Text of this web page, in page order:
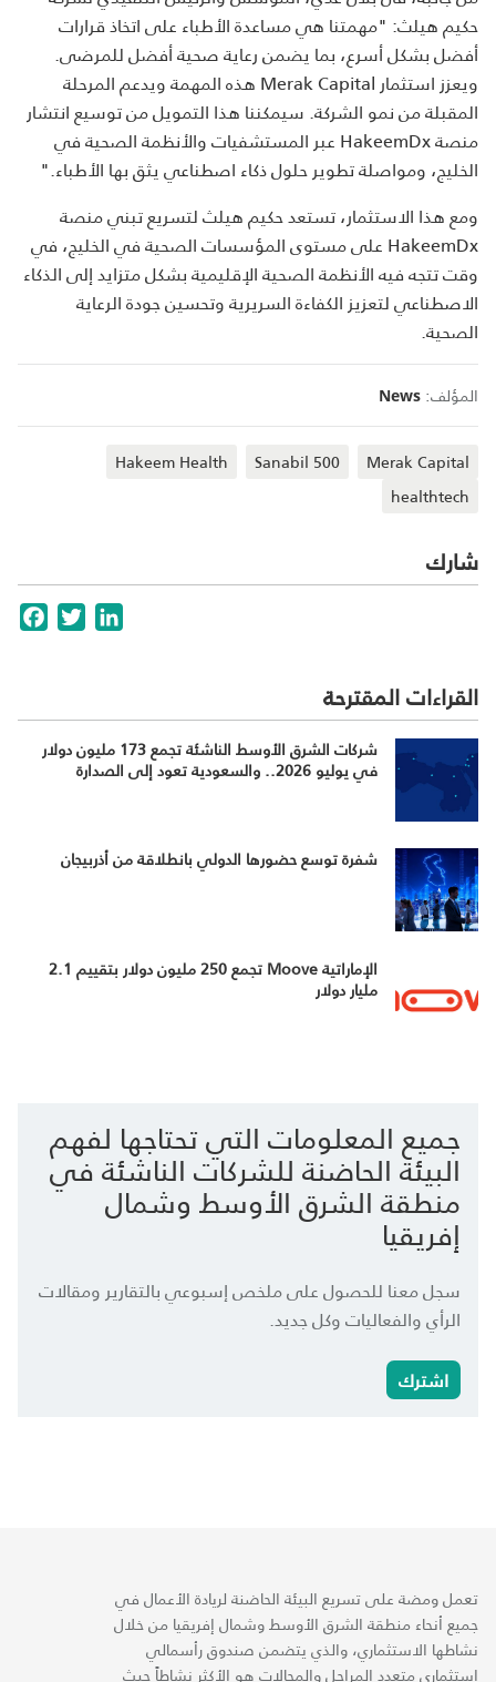
حكيم هيلث: "مهمتنا هي مساعدة الأطباء على اتخاذ قرارات
أفضل بشكل أسرع، بما يضمن رعاية صحية أفضل للمرضى.
ويعزز استثمار Merak Capital هذه المهمة ويدعم المرحلة
المقبلة من نمو الشركة. سيمكننا هذا التمويل من توسيع انتشار
منصة HakeemDx عبر المستشفيات والأنظمة الصحية في
الخليج، ومواصلة تطوير حلول ذكاء اصطناعي يثق بها الأطباء."
ومع هذا الاستثمار، تستعد حكيم هيلث لتسريع تبني منصة
HakeemDx على مستوى المؤسسات الصحية في الخليج، في
وقت تتجه فيه الأنظمة الصحية الإقليمية بشكل متزايد إلى الذكاء
الاصطناعي لتعزيز الكفاءة السريرية وتحسين جودة الرعاية
الصحية.
المؤلف: News
Merak Capital
Sanabil 500
Hakeem Health
healthtech
شارك
TwitterLinkedIn
القراءات المقترحة
شركات الشرق الأوسط الناشئة تجمع 173 مليون دولار
في يوليو 2026.. والسعودية تعود إلى الصدارة
شفرة توسع حضورها الدولي بانطلاقة من أذربيجان
الإماراتية Moove تجمع 250 مليون دولار بتقييم 2.1
مليار دولار
جميع المعلومات التي تحتاجها لفهم
البيئة الحاضنة للشركات الناشئة في
منطقة الشرق الأوسط وشمال
إفريقيا
سجل معنا للحصول على ملخص إسبوعي بالتقارير ومقالات
الرأي والفعاليات وكل جديد.
اشترك
تعمل ومضة على تسريع البيئة الحاضنة لريادة الأعمال في
جميع أنحاء منطقة الشرق الأوسط وشمال إفريقيا من خلال
نشاطها الاستثماري، والذي يتضمن صندوق رأسمالي
استثماري متعدد المراحل والمجالات هو الأكثر نشاطاً حيث